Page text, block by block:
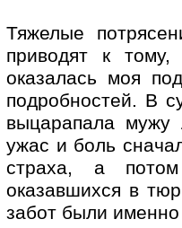
Тяжелые
приводят к
оказалась моя
подробностей. В
выцарапала мужу
ужас и боль
страха, а потом
оказавшихся в
забот были